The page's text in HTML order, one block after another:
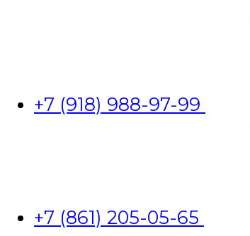
+7 (918) 988-97-99
+7 (861) 205-05-65